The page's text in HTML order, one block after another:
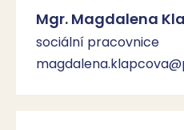
Mgr. Magdalena
sociální pracovnice